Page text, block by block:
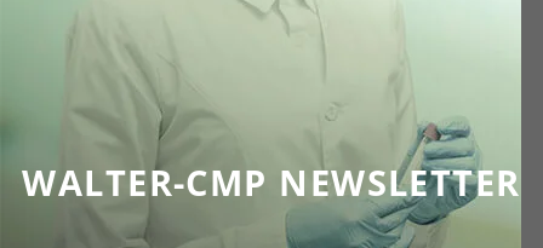
WALTER-CMP NEWSLETTER